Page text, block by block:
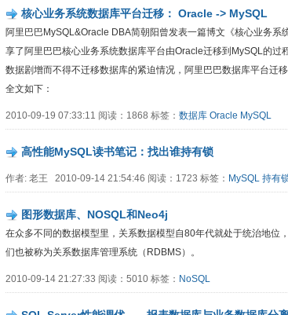
核心业务系统数据库平台迁移： Oracle -> MySQL
阿里巴巴MySQL&Oracle DBA简朝阳曾发表一篇博文《核心业务
享了阿里巴巴核心业务系统数据库平台由Oracle迁移到MySQL的
数据剧增而不得不迁移数据库的紧迫情况，阿里巴巴数据库平台迁
全文如下：
2010-09-19 07:33:11 阅读：1868 标签： 数据库 Oracle MySQL
高性能MySQL读书笔记：找出谁持有锁
作者: 老王 2010-09-14 21:54:46 阅读：1723 标签： MySQL 持有
图形数据库、NOSQL和Neo4j
在众多不同的数据模型里，关系数据模型自80年代就处于统治地位
们也被称为关系数据库管理系统（RDBMS）。
2010-09-14 21:27:33 阅读：5010 标签： NoSQL